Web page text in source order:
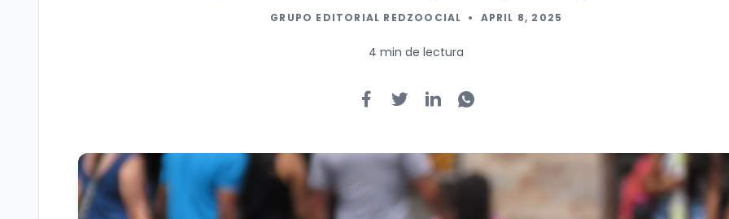
GRUPO EDITORIAL REDZOOCIAL • APRIL 8, 2025
4 min de lectura